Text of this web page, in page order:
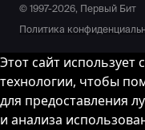
© 1997-2026, Первый Бит
Политика
Этот сайт
технологии, чтобы
для предоставления
и анализа